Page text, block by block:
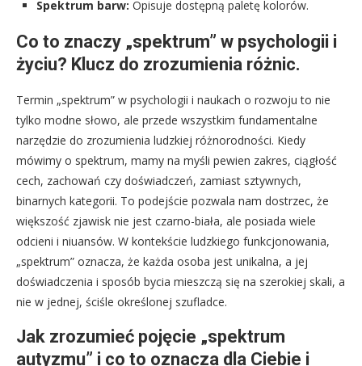
Spektrum barw: Opisuje dostępną paletę kolorów.
Co to znaczy „spektrum” w psychologii i
życiu? Klucz do zrozumienia różnic.
Termin „spektrum” w psychologii i naukach o rozwoju to nie
tylko modne słowo, ale przede wszystkim fundamentalne
narzędzie do zrozumienia ludzkiej różnorodności. Kiedy
mówimy o spektrum, mamy na myśli pewien zakres, ciągłość
cech, zachowań czy doświadczeń, zamiast sztywnych,
binarnych kategorii. To podejście pozwala nam dostrzec, że
większość zjawisk nie jest czarno-biała, ale posiada wiele
odcieni i niuansów. W kontekście ludzkiego funkcjonowania,
„spektrum” oznacza, że każda osoba jest unikalna, a jej
doświadczenia i sposób bycia mieszczą się na szerokiej skali, a
nie w jednej, ściśle określonej szufladce.
Jak zrozumieć pojęcie „spektrum
autyzmu” i co to oznacza dla Ciebie i